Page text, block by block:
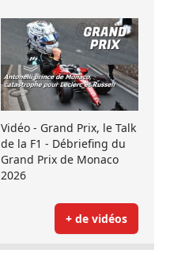
Vidéo - Grand Prix, le Talk
de la F1 - Débriefing du
Grand Prix de Monaco
2026
+ de vidéos